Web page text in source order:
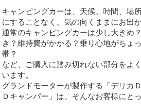
キャンピングカーは、天候、時間、場
にすることなく、気の向くままにお出
通常のキャンピングカーは少し大きめ
き？維持費がかかる？乗り心地がちょ
帯？
など、ご購入に踏み切れない部分をよ
います。
グランドモーターが製作する「デリカ
Ｄキャンパー」は、そんなお客様にと